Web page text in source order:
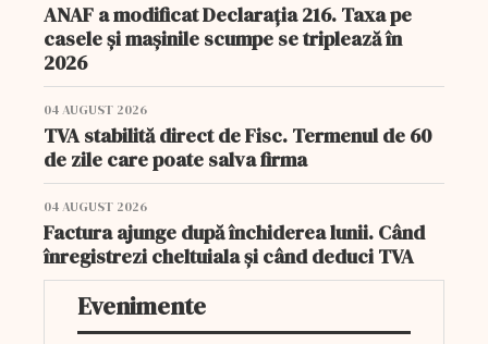
ANAF a modificat Declarația 216. Taxa pe
casele și mașinile scumpe se triplează în
2026
04 AUGUST 2026
TVA stabilită direct de Fisc. Termenul de 60
de zile care poate salva firma
04 AUGUST 2026
Factura ajunge după închiderea lunii. Când
înregistrezi cheltuiala și când deduci TVA
Evenimente